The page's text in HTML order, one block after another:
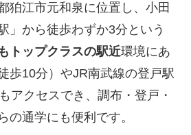
狛江市元和泉に位置し、小田
」から徒歩わずか3分という
トップクラスの駅近環境にあ
歩10分）やJR南武線の登戸駅
アクセスでき、調布・登戸・
の通学にも便利です。